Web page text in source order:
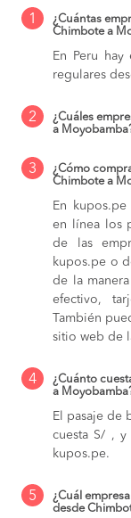
1
¿Cuántas
Chimbote a
En Peru
regulares
2
¿Cuáles
a
3
¿Cómo
Chimbote a
En
en línea los
de las
kupos.pe o
de la
efectivo,
También
sitio web de
4
¿Cuánto
a
El pasaje de
cuesta S/ ,
kupos.pe.
5
¿Cuál
desde